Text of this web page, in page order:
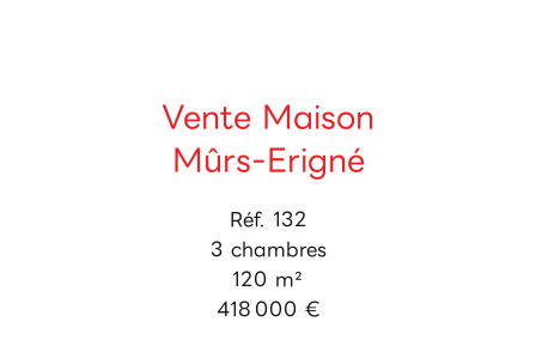
Vente Maison
Mûrs-Erigné
Réf. 132
3 chambres
120 m²
418 000 €